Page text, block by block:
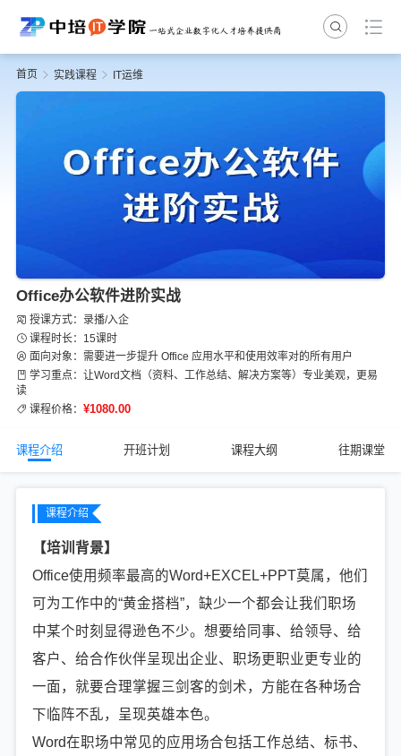
首页 实践课程 IT运维
Office办公软件进阶实战
授课方式：录播/入企
课程时长：15课时
面向对象：需要进一步提升 Office 应用水平和使用效率对的所有用户
学习重点：让Word文档（资料、工作总结、解决方案等）专业美观，更易
读
课程价格： ¥1080.00
课程介绍 开班计划 课程大纲 往期课堂
课程介绍
【培训背景】
Office使用频率最高的Word+EXCEL+PPT莫属，他们
可为工作中的“黄金搭档”，缺少一个都会让我们职场
中某个时刻显得逊色不少。想要给同事、给领导、给
客户、给合作伙伴呈现出企业、职场更职业更专业的
一面，就要合理掌握三剑客的剑术，方能在各种场合
下临阵不乱，呈现英雄本色。
Word在职场中常见的应用场合包括工作总结、标书、